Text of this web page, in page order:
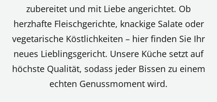
zubereitet und mit Liebe angerichtet. Ob
herzhafte Fleischgerichte, knackige Salate oder
vegetarische Köstlichkeiten – hier finden Sie Ihr
neues Lieblingsgericht. Unsere Küche setzt auf
höchste Qualität, sodass jeder Bissen zu einem
echten Genussmoment wird.